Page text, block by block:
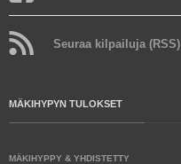
Seuraa kilpailuja (RSS)
MÄKIHYPYN TULOKSET
MÄKIHYPPY & YHDISTETTY